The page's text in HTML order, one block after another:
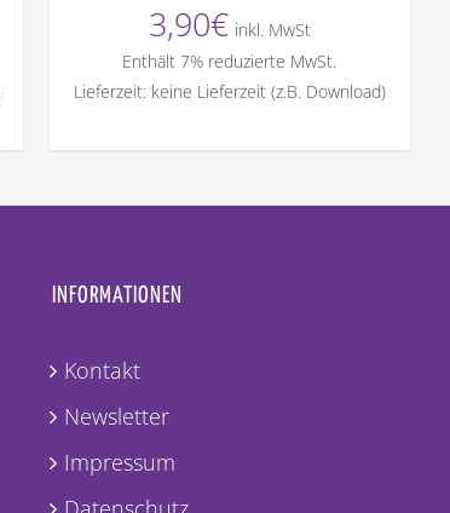
3,90€ inkl. MwSt
Enthält 7% reduzierte MwSt.
Lieferzeit: keine Lieferzeit (z.B. Download)
INFORMATIONEN
Kontakt
Newsletter
Impressum